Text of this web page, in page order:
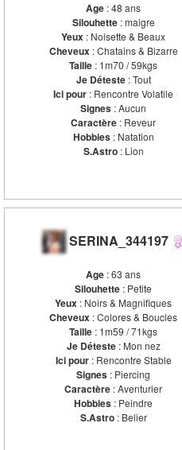
Age : 48 ans
Silouhette: maigre
Yeux : Noisette & Beaux
Cheveux : Chatains & Bizarre
Taille : 1m70 / 59kgs
Je Déteste: Tout
Ici pour : Rencontre Volatile
Signes : Aucun
Caractère : Reveur
Hobbies: Natation
S.Astro: Lion
SERINA_344197
Age : 63 ans
Silouhette : Petite
Yeux : Noirs & Magnifiques
Cheveux : Colores & Boucles
Taille : 1m59 / 71kgs
Je Déteste: Mon nez
Ici pour: Rencontre Stable
Signes : Piercing
Caractère : Aventurier
Hobbies : Peindre
S.Astro: Belier